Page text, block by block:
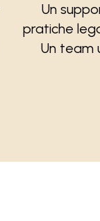
Un
pratiche
Un team